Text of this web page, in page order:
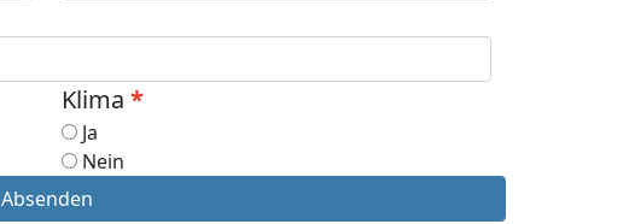
Klima
Ja
Nein
Absenden